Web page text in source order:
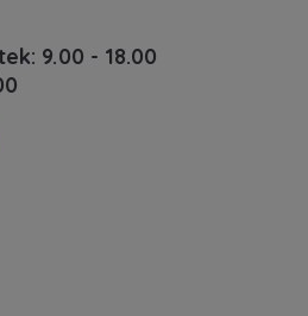
9.00 - 18.00